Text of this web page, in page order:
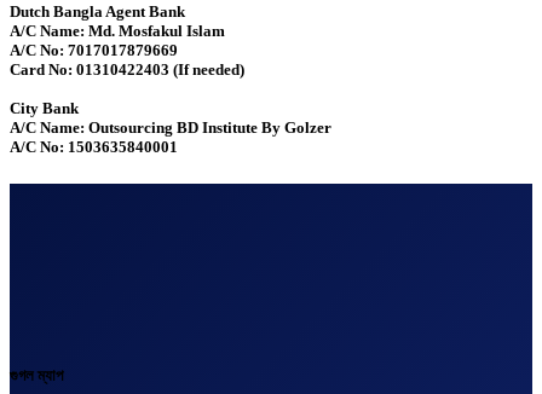
Dutch Bangla Agent Bank
A/C Name: Md. Mosfakul Islam
A/C No: 7017017879669
Card No: 01310422403 (If needed)
City Bank
A/C Name: Outsourcing BD Institute By Golzer
A/C No: 1503635840001
গুগল ম্যাপ